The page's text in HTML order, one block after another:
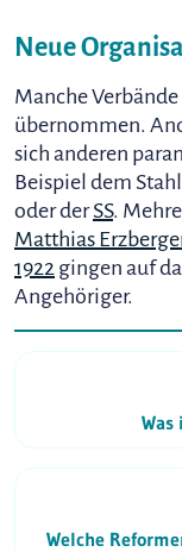
Neue
Manche
übernommen.
sich anderen
Beispiel dem
oder derSS.
Matthias
1922 gingen auf
Angehöriger.
Welche